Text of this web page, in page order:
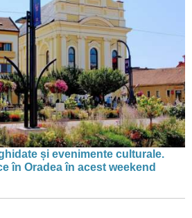
și evenimente culturale.
în Oradea în acest weekend